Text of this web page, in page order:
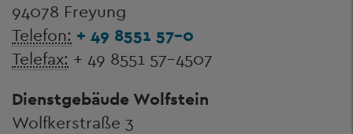
94078 Freyung
Telefon: + 49 8551 57-0
Telefax: + 49 8551 57-4507
Dienstgebäude Wolfstein
Wolfkerstraße 3